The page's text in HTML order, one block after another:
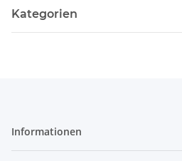
Kategorien
Informationen